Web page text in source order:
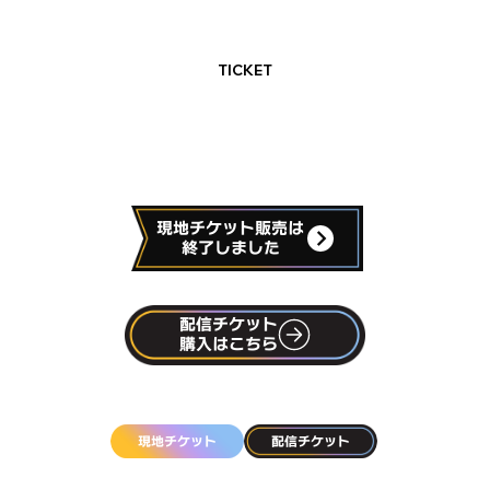
TICKET
現地チケット販売は
配信チケット
購入はこちら
現地チケット 配信チケット